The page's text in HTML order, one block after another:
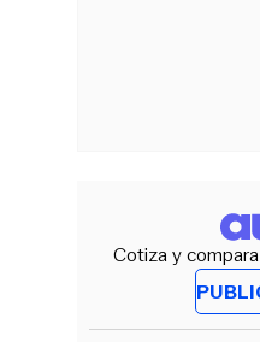
Cotiza y